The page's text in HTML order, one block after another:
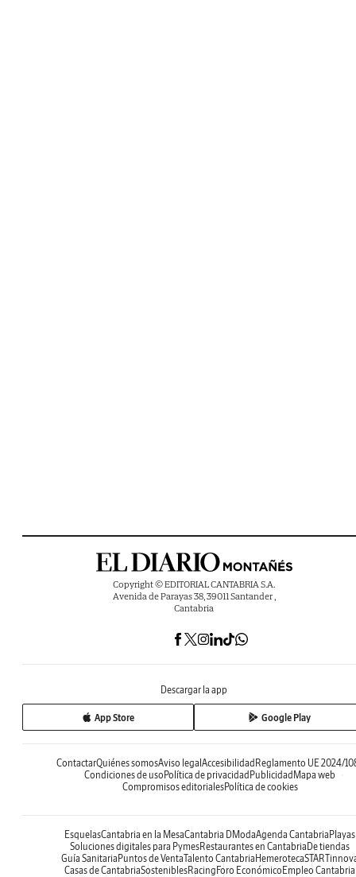
Copyright © EDITORIAL CANTABRIA S.A.
Avenida de Parayas 38, 39011 Santander ,
Cantabria
Descargar la app
App Store Google Play
ContactarQuiénes somosAviso legal Accesibilidad Reglamento UE 2024/
Condiciones de uso Política de privacidad Publicidad Mapa web
Compromisos editorialesPolítica de cookies
EsquelasCantabria en la MesaCantabria DModaAgenda Cantabria Playas
Soluciones digitales para PymesRestaurantes en Cantabria De tiendas
Guía Sanitaria Puntos de VentaTalento Cantabria Hemeroteca
Casas de CantabriaSosteniblesRacing Foro Económico Empleo Cantabria